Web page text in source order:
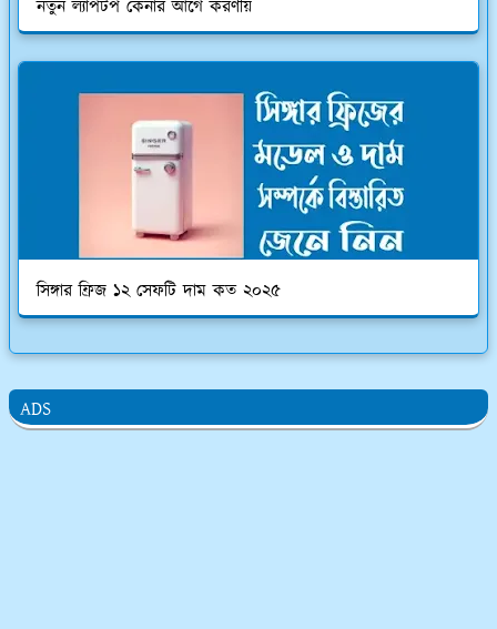
নতুন ল্যাপটপ কেনার আগে করণীয়
সিঙ্গার ফ্রিজ ১২ সেফটি দাম কত ২০২৫
ADS